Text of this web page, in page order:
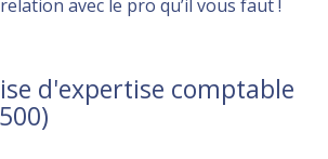
avec le pro qu’il vous faut !
d'expertise comptable